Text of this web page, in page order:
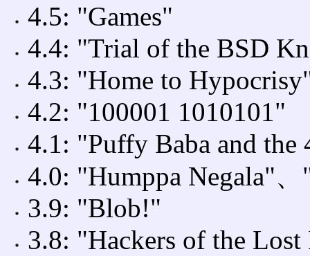
4.5: "Games"
4.4: "Trial of the BSD
4.3: "Home to
4.2: "100001 1010101"
4.1: "Puffy Baba and the
4.0: "Humppa Negala"
3.9: "Blob!"
3.8: "Hackers of the